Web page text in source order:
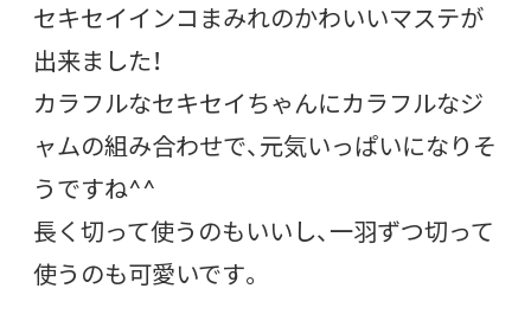
セキセイインコまみれのかわいいマステが
出来ました！
カラフルなセキセイちゃんにカラフルなジ
ャムの組み合わせで、元気いっぱいになりそ
うですね^^
長く切って使うのもいいし、一羽ずつ切って
使うのも可愛いです。